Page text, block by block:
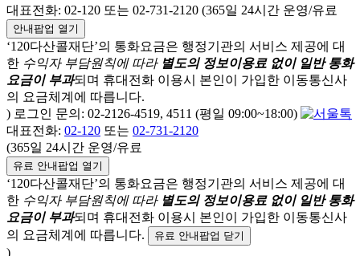
대표전화: 02-120 또는 02-731-2120 (365일 24시간 운영/유료
안내팝업 열기
‘120다산콜재단’의 통화요금은 행정기관의 서비스 제공에 대
한 수익자 부담원칙에 따라 별도의 정보이용료 없이 일반 통화
요금이 부과되며 휴대전화 이용시 본인이 가입한 이동통신사
의 요금체계에 따릅니다.
) 로그인 문의: 02-2126-4519, 4511 (평일 09:00~18:00)
대표전화: 02-120 또는 02-731-2120
(365일 24시간 운영/유료
유료 안내팝업 열기
‘120다산콜재단’의 통화요금은 행정기관의 서비스 제공에 대
한 수익자 부담원칙에 따라 별도의 정보이용료 없이 일반 통화
요금이 부과되며 휴대전화 이용시 본인이 가입한 이동통신사
의 요금체계에 따릅니다.
유료 안내팝업 닫기
)